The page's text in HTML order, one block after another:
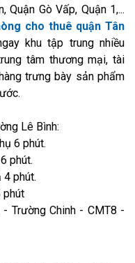
Quận Gò Vấp, Quận 1,...
cho thuê quận Tân
khu tập trung nhiều
tâm thương mại, tài
trưng bày sản phẩm
Lê Bình:
6 phút.
phút.
4 phút.
phút
Trường Chinh - CMT8 -